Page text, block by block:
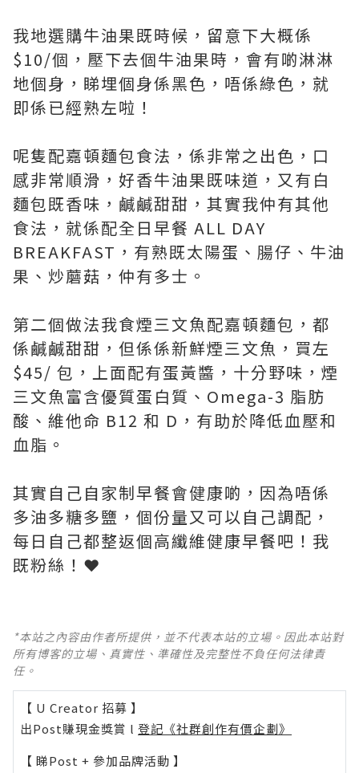
我地選購牛油果既時候，留意下大概係
$10/個，壓下去個牛油果時，會有啲淋淋
地個身，睇埋個身係黑色，唔係綠色，就
即係已經熟左啦！
呢隻配嘉頓麵包食法，係非常之出色，口
感非常順滑，好香牛油果既味道，又有白
麵包既香味，鹹鹹甜甜，其實我仲有其他
食法，就係配全日早餐 ALL DAY
BREAKFAST，有熟既太陽蛋、腸仔、牛油
果、炒蘑菇，仲有多士。
第二個做法我食煙三文魚配嘉頓麵包，都
係鹹鹹甜甜，但係係新鮮煙三文魚，買左
$45/ 包，上面配有蛋黃醬，十分野味，煙
三文魚富含優質蛋白質、Omega-3 脂肪
酸、維他命 B12 和 D，有助於降低血壓和
血脂。
其實自己自家制早餐會健康啲，因為唔係
多油多糖多鹽，個份量又可以自己調配，
每日自己都整返個高纖維健康早餐吧！我
既粉絲！❤️
*本站之內容由作者所提供，並不代表本站的立場。因此本站對
所有博客的立場、真實性、準確性及完整性不負任何法律責
任。
【 U Creator 招募 】
出Post賺現金獎賞 l 登記《社群創作有價企劃》
【 睇Post + 參加品牌活動 】